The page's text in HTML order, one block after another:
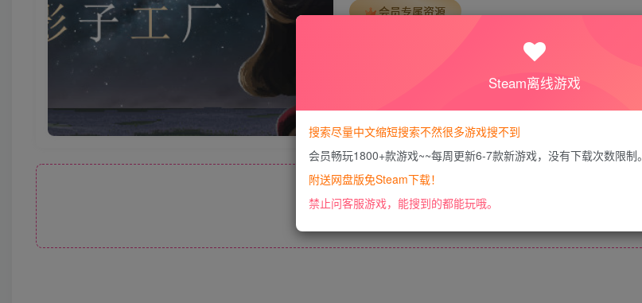
会员专属资源
Steam离线游戏
搜索尽量中文缩短搜索不然很多游戏搜不到
会员畅玩1800+款游戏~~每周更新6-7款新游戏，没有下载次数限制。
附送网盘版免Steam下载！
禁止问客服游戏，能搜到的都能玩哦。